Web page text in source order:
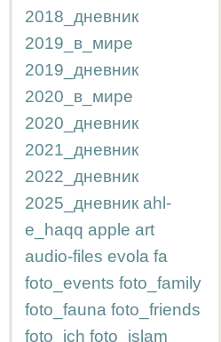
2018_дневник
2019_в_мире
2019_дневник
2020_в_мире
2020_дневник
2021_дневник
2022_дневник
2025_дневник ahl-
e_haqq apple art
audio-files evola fa
foto_events foto_family
foto_fauna foto_friends
foto_ich foto_islam